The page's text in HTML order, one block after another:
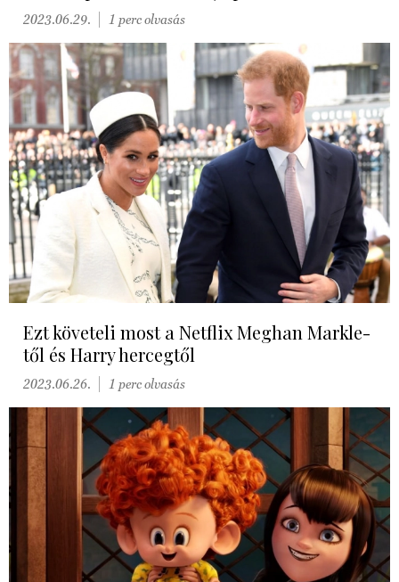
2023.06.29. 1 perc olvasás
Ezt követeli most a Netflix Meghan Markle-
től és Harry hercegtől
2023.06.26. 1 perc olvasás